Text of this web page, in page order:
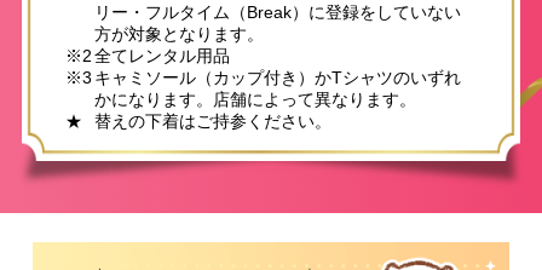
リー・フルタイム（Break）に登録をしていない
方が対象となります。
※2全てレンタル用品
※3 キャミソール（カップ付き）かTシャツのいずれ
かになります。店舗によって異なります。
★
替えの下着はご持参ください。